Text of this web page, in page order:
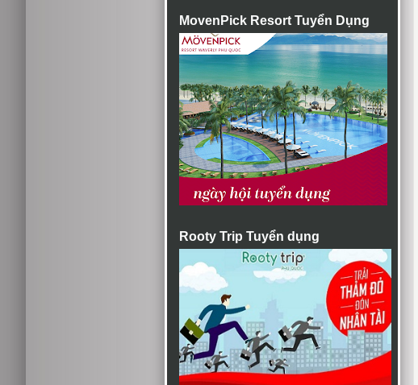
MovenPick Resort Tuyển Dụng
Rooty Trip Tuyển dụng